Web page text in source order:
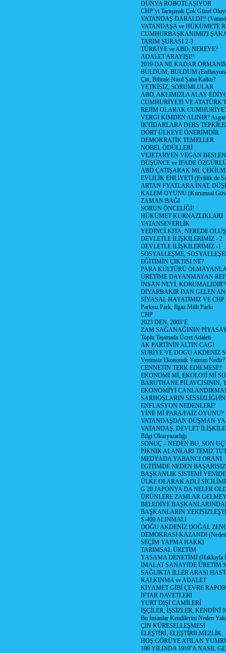
DÜNYA ROBOTLAŞIYOR
CHP’yi Tartışmak Çok Güzel
VATANDAŞ DARALDI!!
VATANDAŞA ve HÜKÜMETE
CUMHURBAŞKANIMIZI
TARIM ŞURASI 2-3
TÜRKİYE ve ABD, NEREYE?
ADALET ARAYIŞI!!
2019 DA NE KADAR
BULDUM, BULDUM
Çin, Bilimle Nasıl Şaha Kalktı?
YETKİSİZ, SORUMLULAR
ABD, AKLIMIZLA ALAY
CUMHURİYETİ VE
REJİM OLARAK
VERGİ KİMDEN ALINIR?
İKTİDARLARA DERS
DÖRT ÜLKEYE ÖNERİMDİR
DEMOKRATİK TEMELLER
NOBEL ÖDÜLLERİ
VEJETARYEN VEGAN
DÜŞÜNCE ve İFADE
ABD ÇATIŞARAK MI,
EVLİLİK EHLİYETİ (Evlilik de
ARTAN FYATLARA İNAT,
KALEM OYUNU (Kurumsal
ZAMAN BAĞI
SORUN ÖNCELİĞİ!
HÜKÜMET KURNAZLIKLARI
VATANSEVERLİK
YEDİNCİ KITA, NEREDE
DEVLETLE İLİŞKİLERİMİZ - 2
DEVLETLE İLİŞKİLERİMİZ -1
SOSYALLEŞME,
EĞİTİMİN ÇIKTISI NE?
PARA KÜLTÜRÜ
ÜRETİME DAYANMAYAN
İNSAN NEYİ, KORUMALIDIR?
DİYARBAKIR DAN GELEN
SİYASAL HAYATIMIZ VE CHP
Parksız Park, Ilgaz Milli Parkı
CHP
2023 DEN, 2003’E
ZAM SAĞANAĞININ
Toplu Taşımada Ücret Adaleti
AK PARTİNİN ALTIN CAGI
SURİYE VE DOGU AKDENİZ
Verimsiz Ekonomik Yatırım Nedir?
CENNETİN TERK EDİLMESİ!!
EKONOMİ Mİ, EKOLOJİ Mİ
BARUTHANE PİLAVCISININ,
EKONOMİYİ
SARHOŞLARIN SESSİZLİĞİ/
ENFLASYON NEDENLERİ?
YİNE Mİ PARA/FAİZ OYUNU?
VATANDAŞDAN DÜŞMAN
VATANDAŞ, DEVLET
Bilgi Okuryazarlığı
SONUÇ – NEDEN BU, SON
PİKNİK ALANLARI TEMİZ
MEDYADA YABANCI ORANI
EGİTİMDE NEDEN
BAŞKANLIK SİSTEMİ
ÜLKE OLARAK ADLİ
G 20 JAPONYA DA NELER
ÜRÜNLERE ZAMLAR
BELEDİYE
BAŞKANLARIN
S-400 ALINMALI
DOĞU AKDENİZ DOĞAL
DEMOKRASİ KAZANDI (Neden
SEÇİM YAPMA HAKKI
TARIMSAL ÜRETİM
YASAMA DENETİMİ (Hakkıyla
İMALAT SANAYİDE ÜRETİM
SAĞLIKTA İLLER ARASI
KALKINMA ve ADALET
KIYAMET GİBİ ÇEVRE
İFTAR DAVETLERİ
YURT DIŞI CAMİLERİ
İŞÇİLER, İŞSİZLER, KENDİNİ
Bu İnsanlar Kendilerini Neden
ÇİN KÜRESELLEŞMESİ
ELEŞTİRİ, ELEŞTİRİLMEZLİK
HOŞ GÖRÜYE ATILAN
100 YILINDA 1919''A NASIL